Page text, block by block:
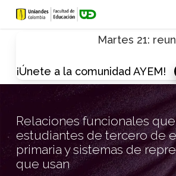
Skip
Martes 21:
¡Únete a la comunidad AYEM!
Relaciones funcionales
estudiantes de tercero de
primaria y sistemas de
que usan